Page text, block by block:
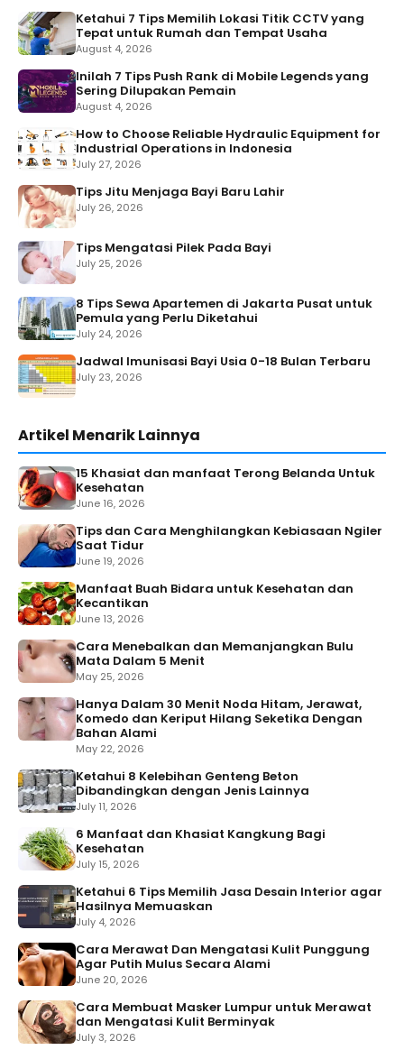
Ketahui 7 Tips Memilih Lokasi Titik CCTV yang
Tepat untuk Rumah dan Tempat Usaha
August 4, 2026
Inilah 7 Tips Push Rank di Mobile Legends yang
Sering Dilupakan Pemain
August 4, 2026
How to Choose Reliable Hydraulic Equipment for
Industrial Operations in Indonesia
July 27, 2026
Tips Jitu Menjaga Bayi Baru Lahir
July 26, 2026
Tips Mengatasi Pilek Pada Bayi
July 25, 2026
8 Tips Sewa Apartemen di Jakarta Pusat untuk
Pemula yang Perlu Diketahui
July 24, 2026
Jadwal Imunisasi Bayi Usia 0-18 Bulan Terbaru
July 23, 2026
Artikel Menarik Lainnya
15 Khasiat dan manfaat Terong Belanda Untuk
Kesehatan
June 16, 2026
Tips dan Cara Menghilangkan Kebiasaan Ngiler
Saat Tidur
June 19, 2026
Manfaat Buah Bidara untuk Kesehatan dan
Kecantikan
June 13, 2026
Cara Menebalkan dan Memanjangkan Bulu
Mata Dalam 5 Menit
May 25, 2026
Hanya Dalam 30 Menit Noda Hitam, Jerawat,
Komedo dan Keriput Hilang Seketika Dengan
Bahan Alami
May 22, 2026
Ketahui 8 Kelebihan Genteng Beton
Dibandingkan dengan Jenis Lainnya
July 11, 2026
6 Manfaat dan Khasiat Kangkung Bagi
Kesehatan
July 15, 2026
Ketahui 6 Tips Memilih Jasa Desain Interior agar
Hasilnya Memuaskan
July 4, 2026
Cara Merawat Dan Mengatasi Kulit Punggung
Agar Putih Mulus Secara Alami
June 20, 2026
Cara Membuat Masker Lumpur untuk Merawat
dan Mengatasi Kulit Berminyak
July 3, 2026